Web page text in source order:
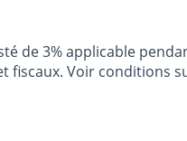
de 3% applicable
fiscaux. Voir conditions